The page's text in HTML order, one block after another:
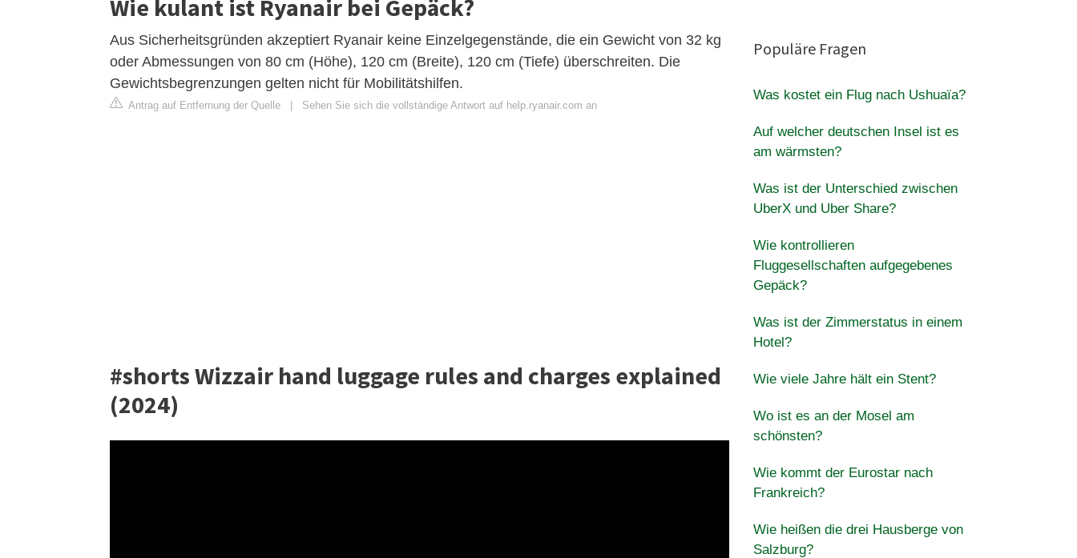
Wie kulant ist Ryanair bei Gepäck?
Aus Sicherheitsgründen akzeptiert Ryanair keine Einzelgegenstände, die ein Gewicht von 32 kg
oder Abmessungen von 80 cm (Höhe), 120 cm (Breite), 120 cm (Tiefe) überschreiten. Die
Gewichtsbegrenzungen gelten nicht für Mobilitätshilfen.
Antrag auf Entfernung der Quelle Sehen Sie sich die vollständige Antwort auf help.ryanair.com an
#shorts Wizzair hand luggage rules and charges explained
(2024)
Populäre Fragen
Was kostet ein Flug nach Ushuaïa?
Auf welcher deutschen Insel ist es
am wärmsten?
Was ist der Unterschied zwischen
UberX und Uber Share?
Wie kontrollieren
Fluggesellschaften aufgegebenes
Gepäck?
Was ist der Zimmerstatus in einem
Hotel?
Wie viele Jahre hält ein Stent?
Wo ist es an der Mosel am
schönsten?
Wie kommt der Eurostar nach
Frankreich?
Wie heißen die drei Hausberge von
Salzburg?